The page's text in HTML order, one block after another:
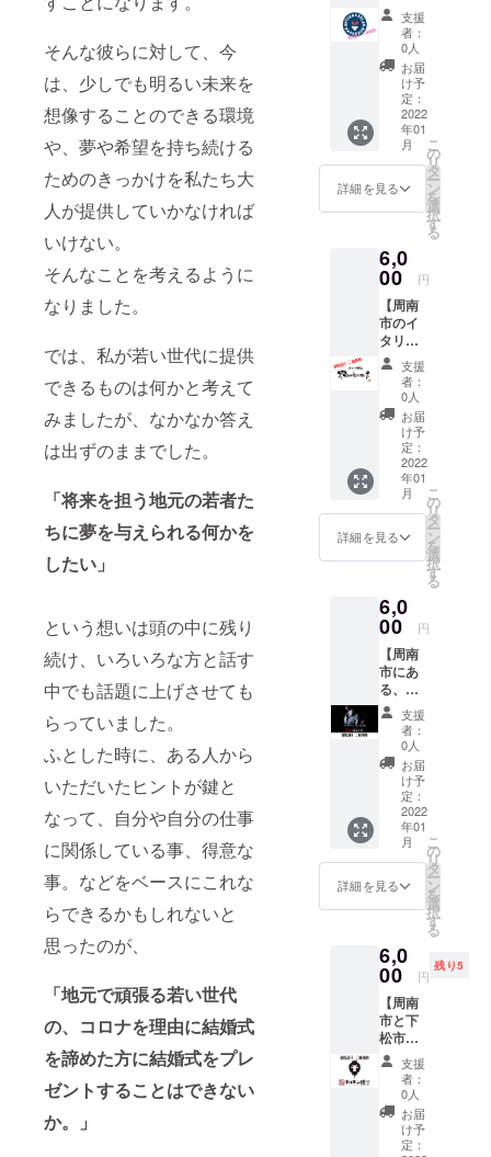
そんな彼らに対して、今
は、少しでも明るい未来を
想像することのできる環境
や、夢や希望を持ち続ける
ためのきっかけを私たち大
人が提供していかなければ
いけない。
そんなことを考えるように
なりました。
では、私が若い世代に提供
できるものは何かと考えて
みましたが、なかなか答え
は出ずのままでした。
「将来を担う地元の若者た
ちに夢を与えられる何かを
したい」
という想いは頭の中に残り
続け、いろいろな方と話す
中でも話題に上げさせても
らっていました。
ふとした時に、ある人から
いただいたヒントが鍵と
なって、自分や自分の仕事
に関係している事、得意な
事。などをベースにこれな
らできるかもしれないと
思ったのが、
「地元で頑張る若い世代
の、コロナを理由に結婚式
を諦めた方に結婚式をプレ
ゼントすることはできない
か。」
いただ
きま
す。 ※1
回のご
支援に
つき確
保可能
な席は
２席ま
でとな
りま
希望さ
れる席
数をご
明記く
ださ
い。 ※
優先席
の有効
時間は
当時の
17時
半〜18
時。18
時〜の
式の際
じ席を
優先し
いただ
くこと
はでき
ませ
ん。 ※
優先席
は最前
列〜２
列目の
中で、
ご支援
の順で
決定さ
せてい
ただき
ご希望
のお席
だくこ
とはで
きませ
ん。
nail-
happily.
com チ
ケット
は、個
別に
PDF
データ
で送ら
せてい
ただき
舗当た
り１回
のみご
使用で
きま
す。 お
会計金
額が
3000円
を超え
た場合
に合計
金額か
ら10%
お値引
きさせ
ていた
をご使
用の際
は、必
ず店舗
様にチ
ケット
のご提
示をお
願いし
ます。
有効期
限は
2022年
2月〜
2023年
1月の１
年間で
す。
プライ
ベート
サロン
「MEN
AND
WO」で
使え
る、
10%off
特別チ
ケッ
ト！】
ご利用
スのお
会計合
計金額
から
10%off
させて
いただ
きま
す。 チ
ケット
は、個
別に
PDF
データ
で送ら
せてい
ただき
舗当た
り１回
のみご
使用で
きま
す。 お
会計金
額が
5000円
を超え
た場合
に合計
金額か
ら10%
お値引
きさせ
ていた
をご使
用の際
は、必
ず店舗
様にチ
ケット
のご提
示をお
願いし
ます。
有効期
限は
支援
者：
0人
お届
け予
定：
2022
年01
月
詳細を見る
こ
の
リ
タ
ー
ン
を
選
択
す
る
6,0
00 円
【周南
市のイ
タリア
ンレス
トラン
「Bam
boo」で
使え
る、
10%off
特別チ
ケッ
ト！】
ご利用
サービ
スのお
計金額
から
10%off
させて
いただ
きま
す。
http://w
ww.itali
ano-
bambo
o.com
チケッ
トは、
個別に
PDF
データ
ます。
1枚当た
り１回
のみご
使用で
きま
す。 お
会計金
額が
3000円
を超え
た場合
支援
者：
0人
お届
け予
定：
2022
年01
月
詳細を見る
こ
の
リ
タ
ー
ン
を
選
択
す
る
6,0
00 円
【周南
市にあ
る、
オー
ダー
スーツ
専門店
「La
cuore
」で使
える、
10%off
特別チ
ケッ
ト！】
ご利用
スのお
会計合
計金額
から
10%off
させて
いただ
きま
す。
https://l
ascivo-
lacuore
支援
者：
0人
お届
け予
定：
2022
年01
月
詳細を見る
こ
の
リ
タ
ー
ン
を
選
択
す
る
6,0
00 円
残り5
【周南
市と下
松市に
ある焼
肉展
「ホル
モン横
丁」で
使え
支援
者：
0人
お届
け予
定：